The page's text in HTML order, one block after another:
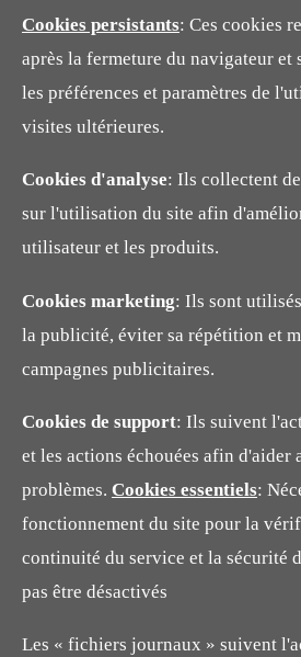
Cookies persistants: Ces cookies
après la fermeture du navigateur et
les préférences et paramètres de
visites ultérieures.
Cookies d'analyse: Ils collectent
sur l'utilisation du site afin
utilisateur et les produits.
Cookies marketing: Ils sont
la publicité, éviter sa répétition et
campagnes publicitaires.
Cookies de support: Ils suivent
et les actions échouées afin d'aider
problèmes. Cookies essentiels:
fonctionnement du site pour la
continuité du service et la sécurité
pas être désactivés
Les « fichiers journaux » suivent